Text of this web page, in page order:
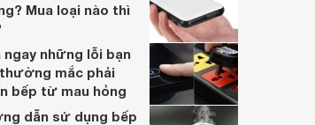
Mua loại nào thì
ngay những lỗi bạn
mắc phải
bếp từ mau hỏng
dẫn sử dụng bếp